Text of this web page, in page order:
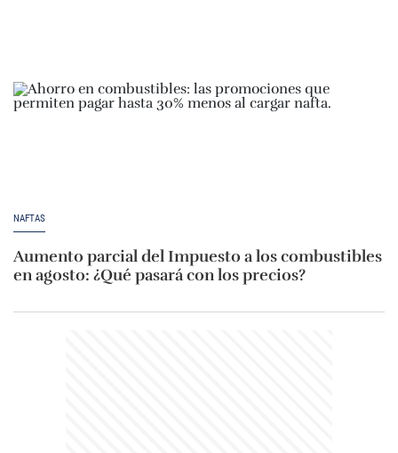
NAFTAS
Aumento parcial del Impuesto a los combustibles
en agosto: ¿Qué pasará con los precios?